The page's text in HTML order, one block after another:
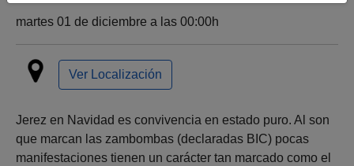
martes 01 de diciembre a las 00:00h
Ver Localización
Jerez en Navidad es convivencia en estado puro. Al son
que marcan las zambombas (declaradas BIC) pocas
manifestaciones tienen un carácter tan marcado como el